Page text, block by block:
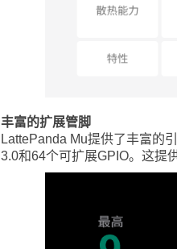
丰富的扩展管脚
LattePanda Mu提供了丰富的
3.0和64个可扩展GPIO。这提